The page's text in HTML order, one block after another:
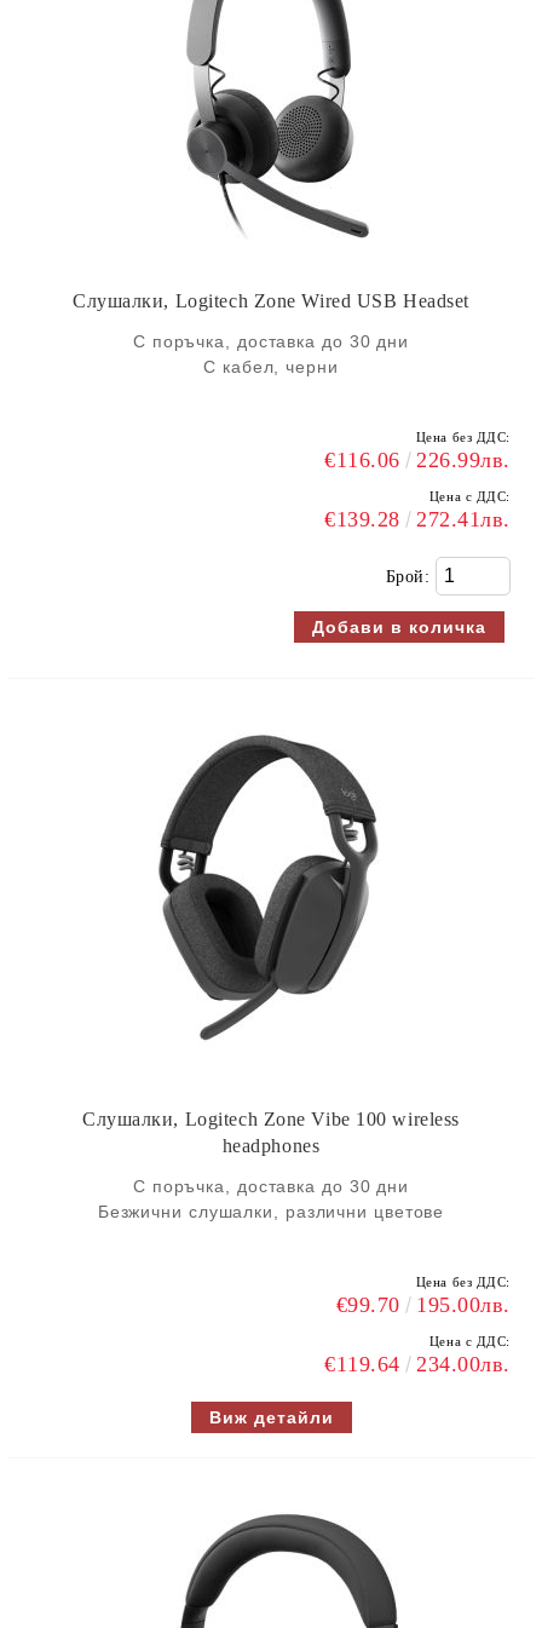
Слушалки, Logitech Zone Wired USB Headset
С поръчка, доставка до 30 дни
С кабел, черни
Цена без ДДС:
€116.06 226.99лв.
Цена с ДДС:
€139.28 272.41лв.
Брой:
Слушалки, Logitech Zone Vibe 100 wireless
headphones
С поръчка, доставка до 30 дни
Безжични слушалки, различни цветове
Цена без ДДС:
€99.70 195.00лв.
Цена с ДДС:
€119.64 234.00лв.
Виж детайли